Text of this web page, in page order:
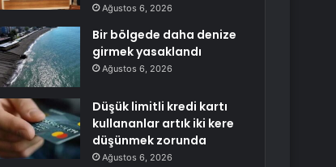
Ağustos 6, 2026
Bir bölgede daha denize
girmek yasaklandı
Ağustos 6, 2026
Düşük limitli kredi kartı
kullananlar artık iki kere
düşünmek zorunda
Ağustos 6, 2026